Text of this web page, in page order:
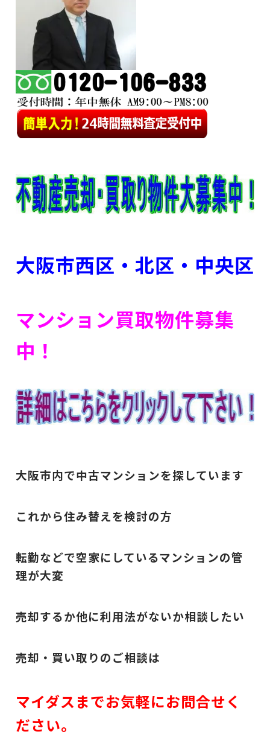
大阪市西区・北区・中央区
マンション買取物件募集
中！
大阪市内で中古マンションを探しています
これから住み替えを検討の方
転勤などで空家にしているマンションの管
理が大変
売却するか他に利用法がないか相談したい
売却・買い取りのご相談は
マイダスまでお気軽にお問合せく
ださい。